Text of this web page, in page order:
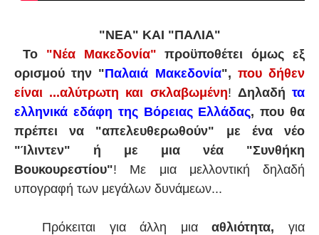
"ΝΕΑ" ΚΑΙ "ΠΑΛΙΑ"
Το "Νέα Μακεδονία"προϋποθέτει όμως εξ
ορισμού την "Παλαιά Μακεδονία", που δήθεν
είναι ...αλύτρωτη και σκλαβωμένη! Δηλαδήτα
ελληνικά εδάφη της Βόρειας Ελλάδας, που θα
πρέπει να "απελευθερωθούν" με ένα νέο
"Ίλιντεν" ή με μια νέα "Συνθήκη
Βουκουρεστίου"! Με μια μελλοντική δηλαδή
υπογραφή των μεγάλων δυνάμεων...
Πρόκειται για άλλη μιααθλιότητα, για